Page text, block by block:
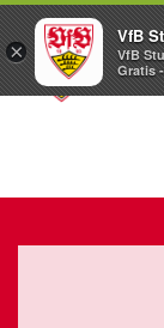
×
VfB
VfB
Gratis